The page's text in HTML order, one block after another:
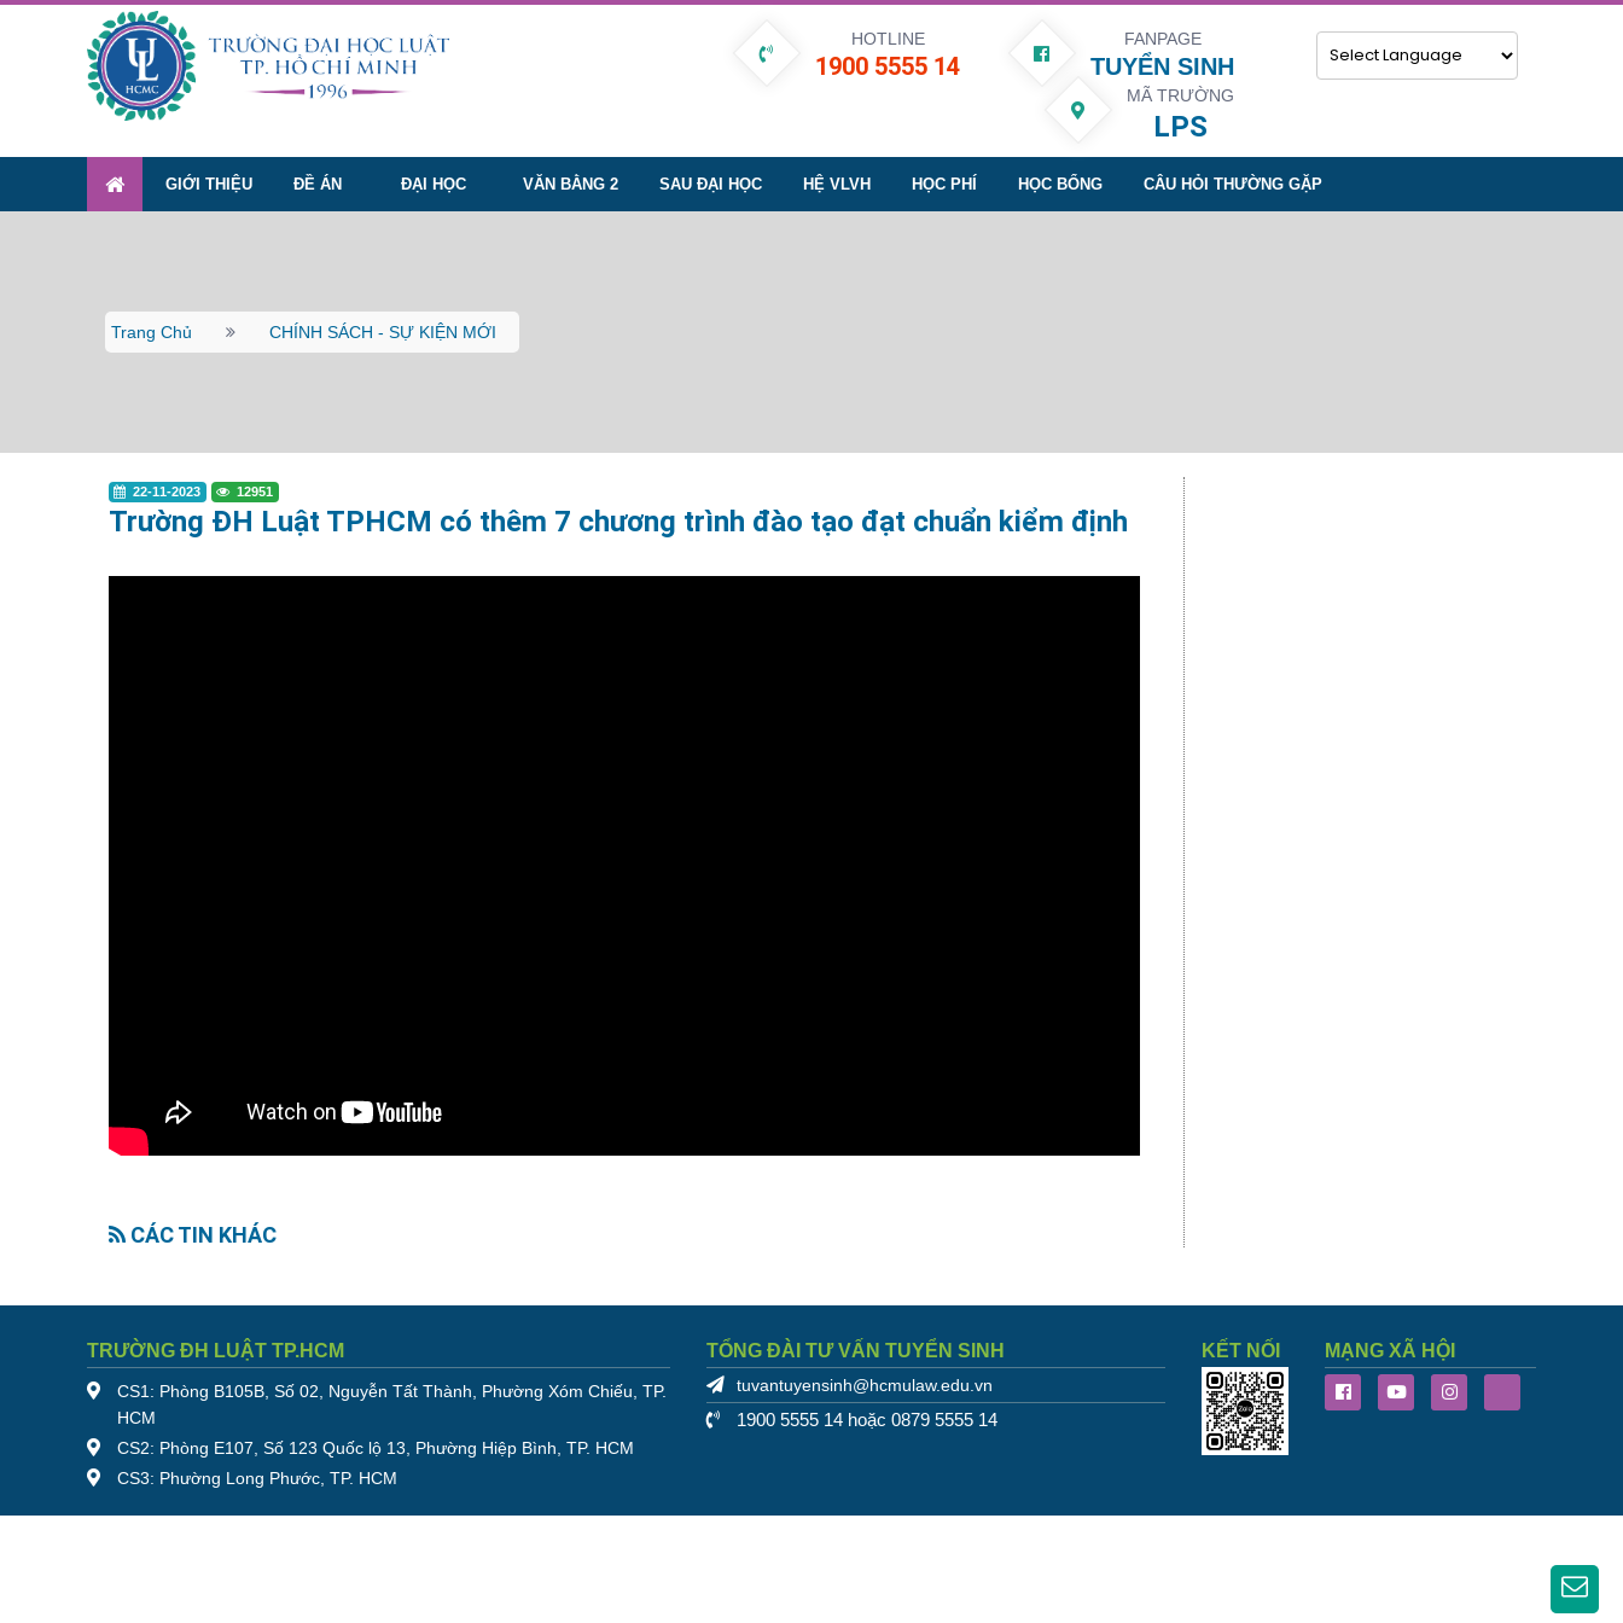
FANPAGE
TUYỂN SINH
HOTLINE
1900 5555 14
MÃ TRƯỜNG
LPS
GIỚI THIỆU ĐỀ ÁN ĐẠI HỌC VĂN BẰNG 2 SAU ĐẠI HỌC HỆ VLVH HỌC PHÍ HỌC BỔNG CÂU HỎI THƯỜNG GẶP
Trang Chủ CHÍNH SÁCH - SỰ KIỆN MỚI
22-11-2023 12951
Trường ĐH Luật TPHCM có thêm 7 chương trình đào tạo đạt chuẩn kiểm định
CÁC TIN KHÁC
TRƯỜNG ĐH LUẬT TP.HCM
CS1: Phòng B105B, Số 02, Nguyễn Tất Thành, Phường Xóm Chiếu, TP.
HCM
CS2: Phòng E107, Số 123 Quốc lộ 13, Phường Hiệp Bình, TP. HCM
CS3: Phường Long Phước, TP. HCM
TỔNG ĐÀI TƯ VẤN TUYỂN SINH
tuvantuyensinh@hcmulaw.edu.vn
1900 5555 14 hoặc 0879 5555 14
KẾT NỐI MẠNG XÃ HỘI